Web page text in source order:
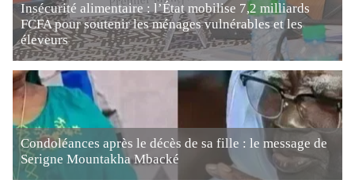
Insécurité alimentaire : l’État mobilise 7,2 milliards
FCFA pour soutenir les ménages vulnérables et les
éleveurs
Condoléances après le décès de sa fille : le message de
Serigne Mountakha Mbacké